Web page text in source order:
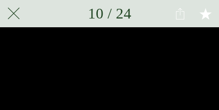
10 / 24